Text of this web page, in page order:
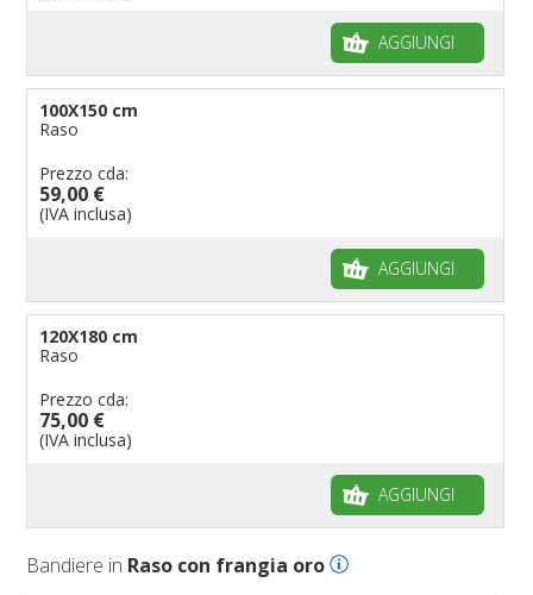
AGGIUNGI
100X150 cm
Raso
Prezzo cda:
59,00 €
(IVA inclusa)
AGGIUNGI
120X180 cm
Raso
Prezzo cda:
75,00 €
(IVA inclusa)
AGGIUNGI
Bandiere in Raso con frangia oro